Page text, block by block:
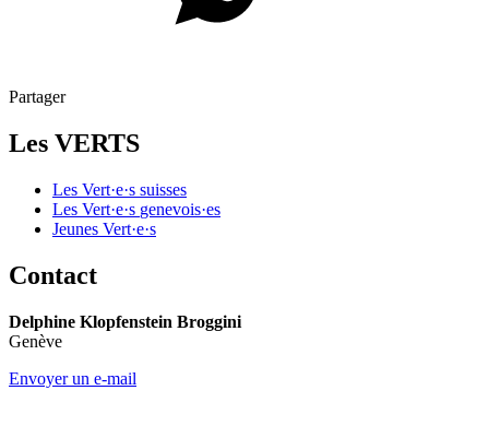
Partager
Les VERTS
Les Vert·e·s suisses
Les Vert·e·s genevois·es
Jeunes Vert·e·s
Contact
Delphine Klopfenstein Broggini
Genève
Envoyer un e-mail